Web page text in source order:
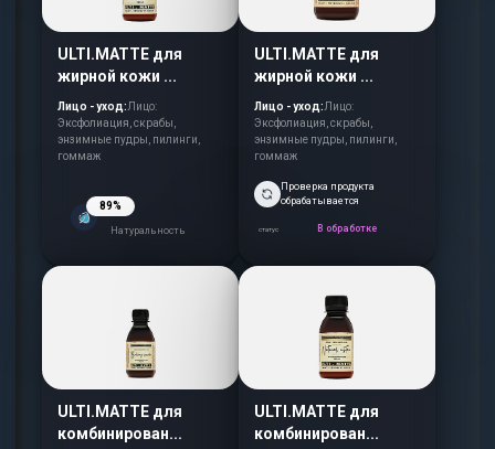
ULTI.MATTE для
жирной кожи ...
Лицо - уход:Лицо:
Эксфолиация, скрабы,
энзимные пудры, пилинги,
гоммаж
89%
Натуральность
ULTI.MATTE для
жирной кожи ...
Лицо - уход:Лицо:
Эксфолиация, скрабы,
энзимные пудры, пилинги,
гоммаж
Проверка продукта
обрабатывается
статус В обработке
ULTI.MATTE для
комбинирован...
ULTI.MATTE для
комбинирован...